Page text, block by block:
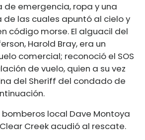
de emergencia, ropa y una
de las cuales apuntó al cielo y
código morse. El alguacil del
Harold Bray, era un
comercial; reconoció el SOS
de vuelo, quien a su vez
del Sheriff del condado de
local Dave Montoya
Creek acudió al rescate.